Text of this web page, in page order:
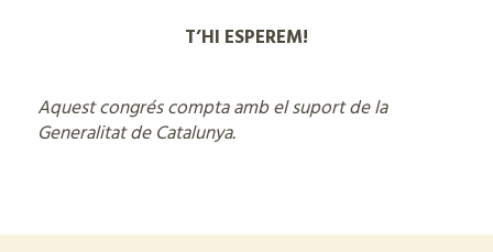
T’HI ESPEREM!
Aquest congrés compta amb el suport de la
Generalitat de Catalunya.